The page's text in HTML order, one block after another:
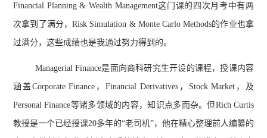
Financial Planning & Wealth Management这门课的四次月考中有两
次拿到了满分，Risk Simulation & Monte Carlo Methods的作业也拿
过满分，这些成绩也是我通过努力得到的。
Managerial Finance是面向商科研究生开设的课程，授课内容
涵盖Corporate Finance，Financial Derivatives，Stock Market，及
Personal Finance等诸多领域的内容，知识点多而杂。但Rich Curtis
教授是一个已经授课20多年的“老司机”，他在精心整理前人编纂的